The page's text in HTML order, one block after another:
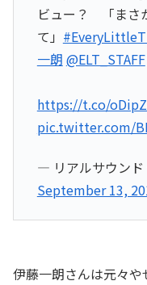
ビュー？ 「まさ
て」
一朗 @ELT_STAFF
https://t.co/
pic.twitter.com/
— リアルサウン
September 13,
伊藤一朗さんは元々